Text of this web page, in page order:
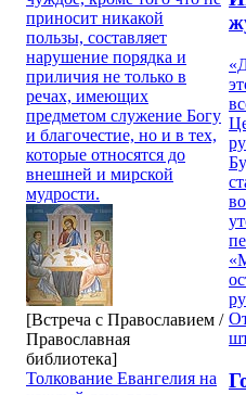
приносит никакой
пользы, составляет
нарушение порядка и
приличия не только в
речах, имеющих
предметом служение Богу
и благочестие, но и в тех,
которые относятся до
внешней и мирской
мудрости.
[Встреча с Православием /
Православная
библиотека]
Толкование Евангелия на